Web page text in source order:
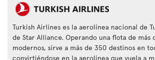
Turkish Airlines es la aerolínea nacional de
de Star Alliance. Operando una flota de más
modernos, sirve a más de 350 destinos en
convirtiéndose en la aerolínea que vuela a